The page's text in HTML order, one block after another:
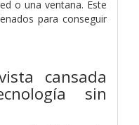
o una ventana. Este
para conseguir
cansada
sin